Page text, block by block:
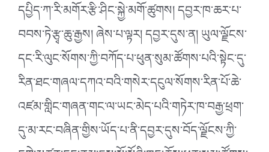
དཔྱིད་ཀ་རི་མགོར་རྩི་ཤིང་སྐྱེ་མགོ་ཚུགས། དབྱར་ཁ་ཆར་པ་
བབས་ཏེ་རྩྭ་ཆུ་རྒྱས། ཞེས་པ་ལྟར། དབྱར་དུས་ན། ཡུལ་ལྗོངས་
དང་རི་ལུང་སོགས་ཀྱི་བཀོད་པ་ཕུན་སུམ་ཚོགས་པའི་སྟེང་དུ་
རིན་ཐང་གཞལ་དཀའ་བའི་གསེར་དངུལ་སོགས་རིན་པོ་ཆེ་
འཛམ་གླིང་གཞན་གང་ལ་ཡང་མེད་པའི་གཏེར་ཁ་བརྒྱ་ཕྲག་
དུ་མ་རང་བཞིན་གྱིས་ཡོད་པ་ནི་དབྱར་དུས་བོད་ལྗོངས་ཀྱི་